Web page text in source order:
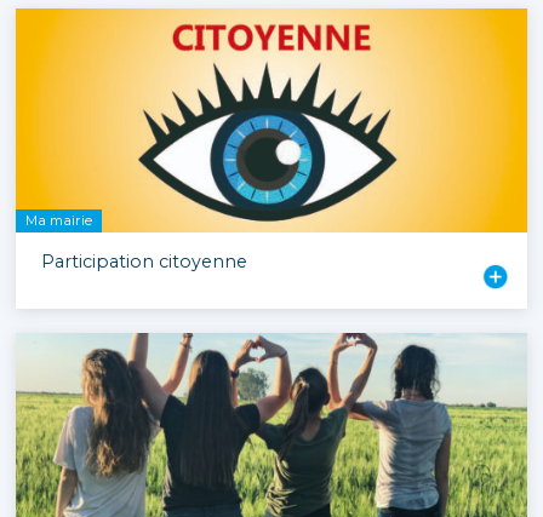
Ma mairie
Participation citoyenne